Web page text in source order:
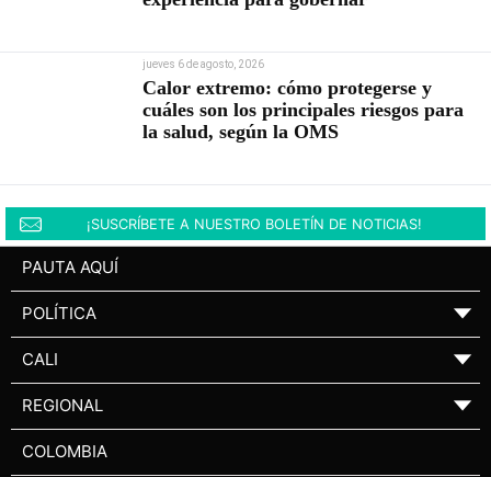
jueves 6 de agosto, 2026
Calor extremo: cómo protegerse y
cuáles son los principales riesgos para
la salud, según la OMS
¡SUSCRÍBETE A NUESTRO BOLETÍN DE NOTICIAS!
PAUTA AQUÍ
POLÍTICA ▼
CALI ▼
REGIONAL ▼
COLOMBIA